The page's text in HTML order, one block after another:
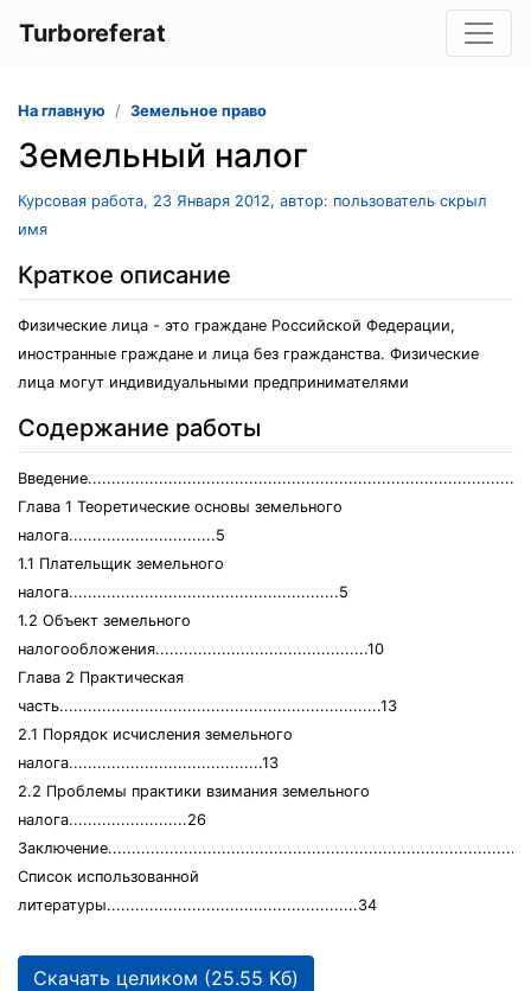
Turboreferat
На главную Земельное право
Земельный налог
Курсовая работа, 23 Января 2012, автор: пользователь скрыл
имя
Краткое описание
Физические лица - это граждане Российской Федерации,
иностранные граждане и лица без гражданства. Физические
лица могут индивидуальными предпринимателями
Содержание работы
Глава 1 Теоретические основы земельного
налога...............................5
1.1 Плательщик земельного
налога.........................................................5
1.2 Объект земельного
налогообложения.............................................10
Глава 2 Практическая
часть....................................................................13
2.1 Порядок исчисления земельного
налога.........................................13
2.2 Проблемы практики взимания земельного
налога.........................26
Список использованной
литературы.....................................................34
Скачать целиком (25.55 Кб)